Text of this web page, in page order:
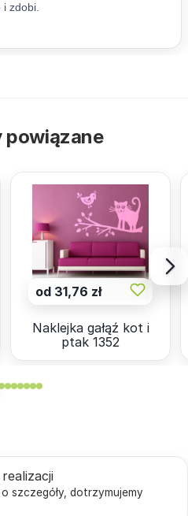
powiązane
od 31,76 zł
Naklejka gałąź kot i
ptak 1352
o szczegóły, dotrzymujemy